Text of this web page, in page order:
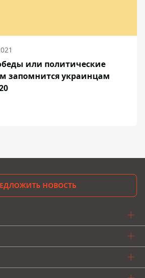
или политические
запомнится украинцам
НОВОСТЬ